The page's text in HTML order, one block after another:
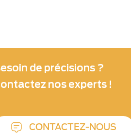
de précisions ?
nos experts !
CONTACTEZ-NOUS